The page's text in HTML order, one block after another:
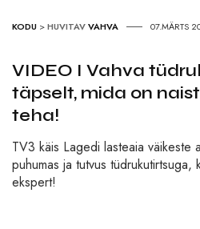
KODU >HUVITAVVAHVA 07.MÄRTS
VIDEO I Vahva
täpselt, mida on
teha!
TV3 käis Lagedi lasteaia väikeste
puhumas ja tutvus tüdrukutirtsuga,
ekspert!